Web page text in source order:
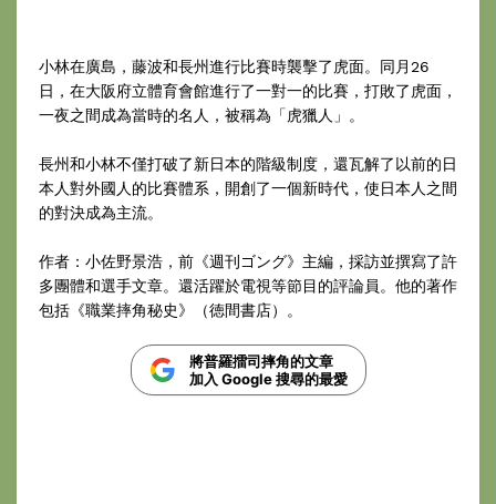
小林在廣島，藤波和長州進行比賽時襲擊了虎面。同月26
日，在大阪府立體育會館進行了一對一的比賽，打敗了虎面，
一夜之間成為當時的名人，被稱為「虎獵人」。
長州和小林不僅打破了新日本的階級制度，還瓦解了以前的日
本人對外國人的比賽體系，開創了一個新時代，使日本人之間
的對決成為主流。
作者：小佐野景浩，前《週刊ゴング》主編，採訪並撰寫了許
多團體和選手文章。還活躍於電視等節目的評論員。他的著作
包括《職業摔角秘史》（徳間書店）。
將普羅擂司摔角的文章
加入 Google 搜尋的最愛